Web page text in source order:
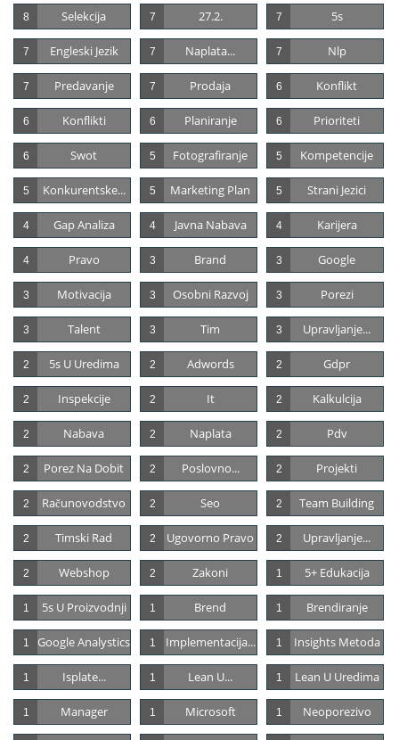
Selekcija
8 27.2.
7 5s
7
Engleski Jezik
7 Naplata...
7 Nlp
7
Predavanje
7 Prodaja
7 Konflikt
6
Konflikti
6 Planiranje
6 Prioriteti
6
Swot
6 Fotografiranje
5 Kompetencije
5
Konkurentske...
5 Marketing Plan
5 Strani Jezici
5
Gap Analiza
4 Javna Nabava
4 Karijera
4
Pravo
4 Brand
3 Google
3
Motivacija
3 Osobni Razvoj
3 Porezi
3
Talent
3 Tim
3 Upravljanje...
3
5s U Uredima
2 Adwords
2 Gdpr
2
Inspekcije
2 It
2 Kalkulcija
2
Nabava
2 Naplata
2 Pdv
2
Porez Na Dobit
2 Poslovno...
2 Projekti
2
Računovodstvo
2 Seo
2 Team Building
2
Timski Rad
2 Ugovorno Pravo
2 Upravljanje...
2
Webshop
2 Zakoni
2 5+ Edukacija
1
5s U Proizvodnji
1 Brend
1 Brendiranje
1
Google Analystics
1 Implementacija...
1 Insights Metoda
1
Isplate...
1 Lean U...
1 Lean U Uredima
1
Manager
1 Microsoft
1 Neoporezivo
1